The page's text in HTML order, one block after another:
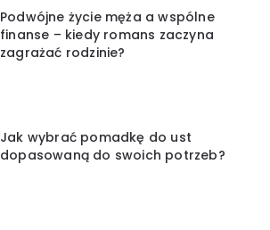
Podwójne życie męża a wspólne
finanse – kiedy romans zaczyna
zagrażać rodzinie?
Jak wybrać pomadkę do ust
dopasowaną do swoich potrzeb?